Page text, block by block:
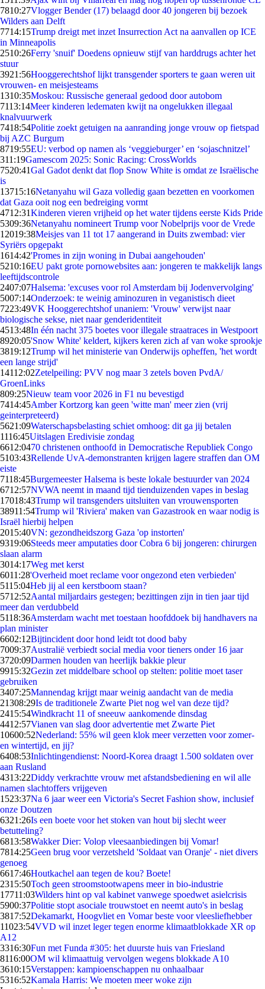
7810:27Vlogger Bender (17) belaagd door 40 jongeren bij bezoek
Wilders aan Delft
7714:15Trump dreigt met inzet Insurrection Act na aanvallen op ICE
in Minneapolis
2510:26Ferry 'snuif' Doedens opnieuw stijf van harddrugs achter het
stuur
3921:56Hooggerechtshof lijkt transgender sporters te gaan weren uit
vrouwen- en meisjesteams
1310:35Moskou: Russische generaal gedood door autobom
7113:14Meer kinderen ledematen kwijt na ongelukken illegaal
knalvuurwerk
7418:54Politie zoekt getuigen na aanranding jonge vrouw op fietspad
bij AZC Burgum
8719:55EU: verbod op namen als ‘veggieburger’ en ‘sojaschnitzel’
311:19Gamescom 2025: Sonic Racing: CrossWorlds
7520:41Gal Gadot denkt dat flop Snow White is omdat ze Israëlische
is
13715:16Netanyahu wil Gaza volledig gaan bezetten en voorkomen
dat Gaza ooit nog een bedreiging vormt
4712:31Kinderen vieren vrijheid op het water tijdens eerste Kids Pride
5309:36Netanyahu nomineert Trump voor Nobelprijs voor de Vrede
12019:38Meisjes van 11 tot 17 aangerand in Duits zwembad: vier
Syriërs opgepakt
1614:42'Promes in zijn woning in Dubai aangehouden'
5210:16EU pakt grote pornowebsites aan: jongeren te makkelijk langs
leeftijdscontrole
2407:07Halsema: 'excuses voor rol Amsterdam bij Jodenvervolging'
5007:14Onderzoek: te weinig aminozuren in veganistisch dieet
7223:49VK Hooggerechtshof unaniem: 'Vrouw' verwijst naar
biologische sekse, niet naar genderidentiteit
4513:48In één nacht 375 boetes voor illegale straatraces in Westpoort
8920:05'Snow White' keldert, kijkers keren zich af van woke sprookje
3819:12Trump wil het ministerie van Onderwijs opheffen, 'het wordt
een lange strijd'
14112:02Zetelpeiling: PVV nog maar 3 zetels boven PvdA/
GroenLinks
809:25Nieuw team voor 2026 in F1 nu bevestigd
7414:45Amber Kortzorg kan geen 'witte man' meer zien (vrij
geinterpreteerd)
5621:09Waterschapsbelasting schiet omhoog: dit ga jij betalen
1116:45Uitslagen Eredivisie zondag
6612:0470 christenen onthoofd in Democratische Republiek Congo
5103:43Rellende UvA-demonstranten krijgen lagere straffen dan OM
eiste
7118:45Burgemeester Halsema is beste lokale bestuurder van 2024
6712:57NVWA neemt in maand tijd tienduizenden vapes in beslag
17018:43Trump wil transgenders uitsluiten van vrouwensporten
38911:54Trump wil 'Riviera' maken van Gazastrook en waar nodig is
Israël hierbij helpen
2015:40VN: gezondheidszorg Gaza 'op instorten'
9319:06Steeds meer amputaties door Cobra 6 bij jongeren: chirurgen
slaan alarm
3014:17Weg met kerst
6011:28'Overheid moet reclame voor ongezond eten verbieden'
5115:04Heb jij al een kerstboom staan?
5712:52Aantal miljardairs gestegen; bezittingen zijn in tien jaar tijd
meer dan verdubbeld
5118:36Amsterdam wacht met toestaan hoofddoek bij handhavers na
plan minister
6602:12Bijtincident door hond leidt tot dood baby
7009:37Australië verbiedt social media voor tieners onder 16 jaar
3720:09Darmen houden van heerlijk bakkie pleur
9915:32Gezin zet middelbare school op stelten: politie moet taser
gebruiken
3407:25Mannendag krijgt maar weinig aandacht van de media
21308:29Is de traditionele Zwarte Piet nog wel van deze tijd?
2415:54Windkracht 11 of sneeuw aankomende dinsdag
4412:57Vianen van slag door advertentie met Zwarte Piet
10600:52Nederland: 55% wil geen klok meer verzetten voor zomer-
en wintertijd, en jij?
6408:53Inlichtingendienst: Noord-Korea draagt 1.500 soldaten over
aan Rusland
4313:22Diddy verkrachtte vrouw met afstandsbediening en wil alle
namen slachtoffers vrijgeven
1523:37Na 6 jaar weer een Victoria's Secret Fashion show, inclusief
onze Doutzen
6321:26Is een boete voor het stoken van hout bij slecht weer
betutteling?
6813:58Wakker Dier: Volop vleesaanbiedingen bij Vomar!
7814:25Geen brug voor verzetsheld 'Soldaat van Oranje' - niet divers
genoeg
6617:46Houtkachel aan tegen de kou? Boete!
2315:50Toch geen stroomstootwapens meer in bio-industrie
17711:03Wilders hint op val kabinet vanwege spoedwet asielcrisis
5900:37Politie stopt asociale trouwstoet en neemt auto's in beslag
3817:52Dekamarkt, Hoogvliet en Vomar beste voor vleesliefhebber
11023:54VVD wil inzet leger tegen enorme klimaatblokkade XR op
A12
3316:30Fun met Funda #305: het duurste huis van Friesland
8116:00OM wil klimaattuig vervolgen wegens blokkade A10
3610:15Verstappen: kampioenschappen nu onhaalbaar
5316:52Kamala Harris: We moeten meer woke zijn